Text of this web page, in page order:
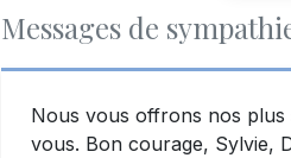
Messages de
Nous vous offrons nos plus
vous. Bon courage, Sylvie,